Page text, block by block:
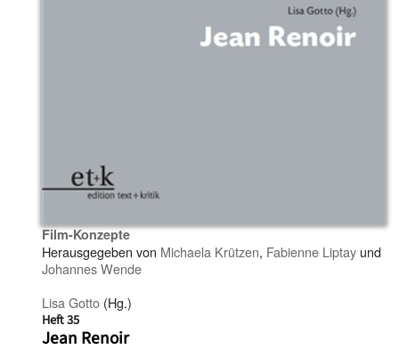
Film-Konzepte
Herausgegeben von Michaela Krützen, Fabienne Liptay und
Johannes Wende
Lisa Gotto (Hg.)
Heft 35
Jean Renoir